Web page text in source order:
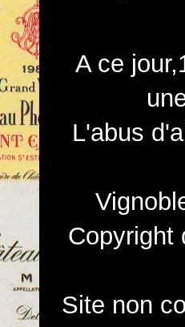
A ce
L'abus
Copyright
Site non